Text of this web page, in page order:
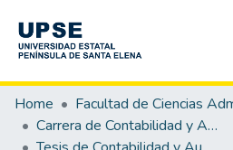
Communities & Collections
All of DSpace
Home
Carrera de Contabilidad y Auditoría